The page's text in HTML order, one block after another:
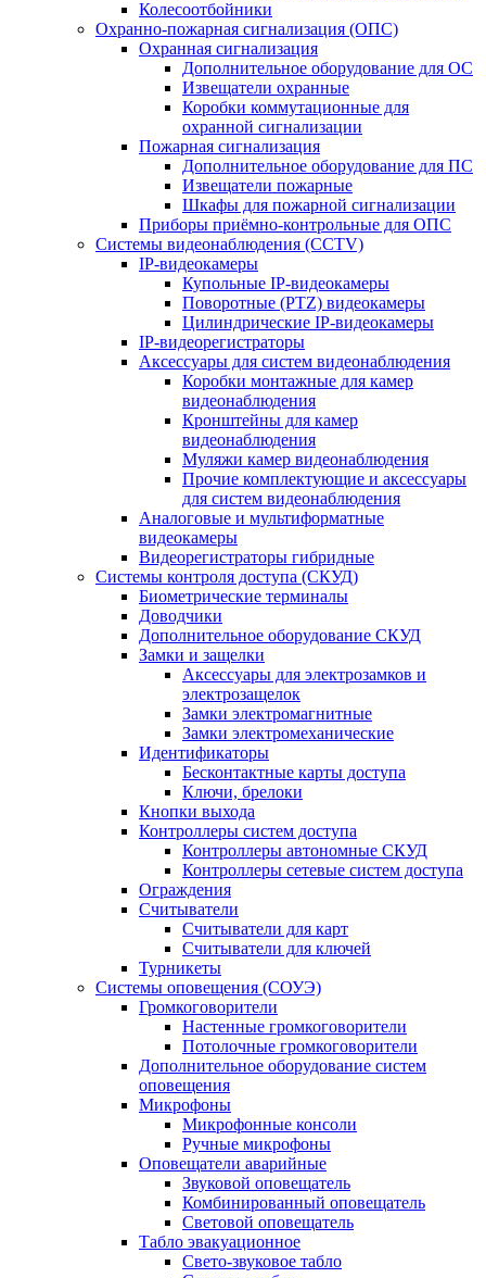
Колесоотбойники
Охранно-пожарная сигнализация (ОПС)
Охранная сигнализация
Дополнительное оборудование для ОС
Извещатели охранные
Коробки коммутационные для
охранной сигнализации
Пожарная сигнализация
Дополнительное оборудование для ПС
Извещатели пожарные
Шкафы для пожарной сигнализации
Приборы приёмно-контрольные для ОПС
Системы видеонаблюдения (CCTV)
IP-видеокамеры
Купольные IP-видеокамеры
Поворотные (PTZ) видеокамеры
Цилиндрические IP-видеокамеры
IP-видеорегистраторы
Аксессуары для систем видеонаблюдения
Коробки монтажные для камер
видеонаблюдения
Кронштейны для камер
видеонаблюдения
Муляжи камер видеонаблюдения
Прочие комплектующие и аксессуары
для систем видеонаблюдения
Аналоговые и мультиформатные
видеокамеры
Видеорегистраторы гибридные
Системы контроля доступа (СКУД)
Биометрические терминалы
Доводчики
Дополнительное оборудование СКУД
Замки и защелки
Аксессуары для электрозамков и
электрозащелок
Замки электромагнитные
Замки электромеханические
Идентификаторы
Бесконтактные карты доступа
Ключи, брелоки
Кнопки выхода
Контроллеры систем доступа
Контроллеры автономные СКУД
Контроллеры сетевые систем доступа
Ограждения
Считыватели
Считыватели для карт
Считыватели для ключей
Турникеты
Системы оповещения (СОУЭ)
Громкоговорители
Настенные громкоговорители
Потолочные громкоговорители
Дополнительное оборудование систем
оповещения
Микрофоны
Микрофонные консоли
Ручные микрофоны
Оповещатели аварийные
Звуковой оповещатель
Комбинированный оповещатель
Световой оповещатель
Табло эвакуационное
Свето-звуковое табло